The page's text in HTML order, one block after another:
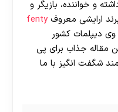
و خواننده، بازیگر و
ارایشی معروفfenty
دیپلمات کشور
مقاله جذاب برای پی
شگفت انگیز با ما